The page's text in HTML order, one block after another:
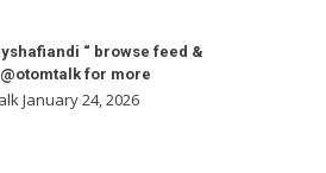
“ browse feed &
for more
January 24, 2026